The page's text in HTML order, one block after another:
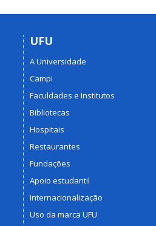
UFU
A Universidade
Campi
Faculdades e Institutos
Bibliotecas
Hospitais
Restaurantes
Fundações
Apoio estudantil
Internacionalização
Uso da marca UFU